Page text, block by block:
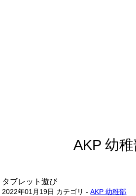
AKP 幼
タブレット遊び
2022年01月19日 カテゴリ -AKP 幼稚部